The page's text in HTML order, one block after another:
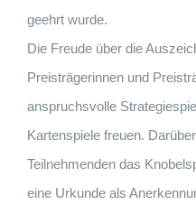
geehrt wurde.
Die Freude über die
Preisträgerinnen und
anspruchsvolle
Kartenspiele freuen.
Teilnehmenden das
eine Urkunde als